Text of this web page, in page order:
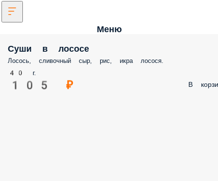
Меню
Суши в лососе
Лосось, сливочный сыр, рис, икра лосося.
40 г.
105 ₽ В